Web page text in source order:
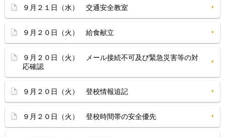
９月２１日（水） 交通安全教室
９月２０日（火） 給食献立
９月２０日（火） メール接続不可及び緊急災害等の対
応確認
９月２０日（火） 登校情報追記
９月２０日（火） 登校時間帯の安全優先